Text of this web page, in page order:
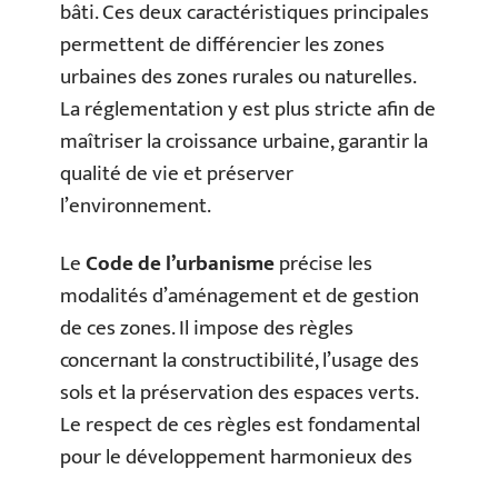
bâti. Ces deux caractéristiques principales
permettent de différencier les zones
urbaines des zones rurales ou naturelles.
La réglementation y est plus stricte afin de
maîtriser la croissance urbaine, garantir la
qualité de vie et préserver
l’environnement.
LeCode de l’urbanismeprécise les
modalités d’aménagement et de gestion
de ces zones. Il impose des règles
concernant la constructibilité, l’usage des
sols et la préservation des espaces verts.
Le respect de ces règles est fondamental
pour le développement harmonieux des